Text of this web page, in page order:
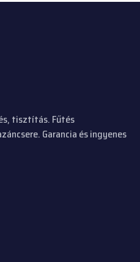
tisztítás. Fűtés
Garancia és ingyenes